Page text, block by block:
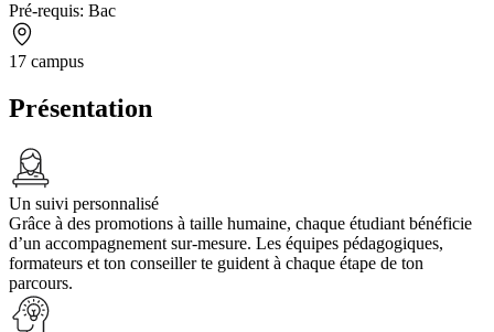
Pré-requis: Bac
17 campus
Présentation
Un suivi personnalisé
Grâce à des promotions à taille humaine, chaque étudiant bénéficie
d’un accompagnement sur-mesure. Les équipes pédagogiques,
formateurs et ton conseiller te guident à chaque étape de ton
parcours.